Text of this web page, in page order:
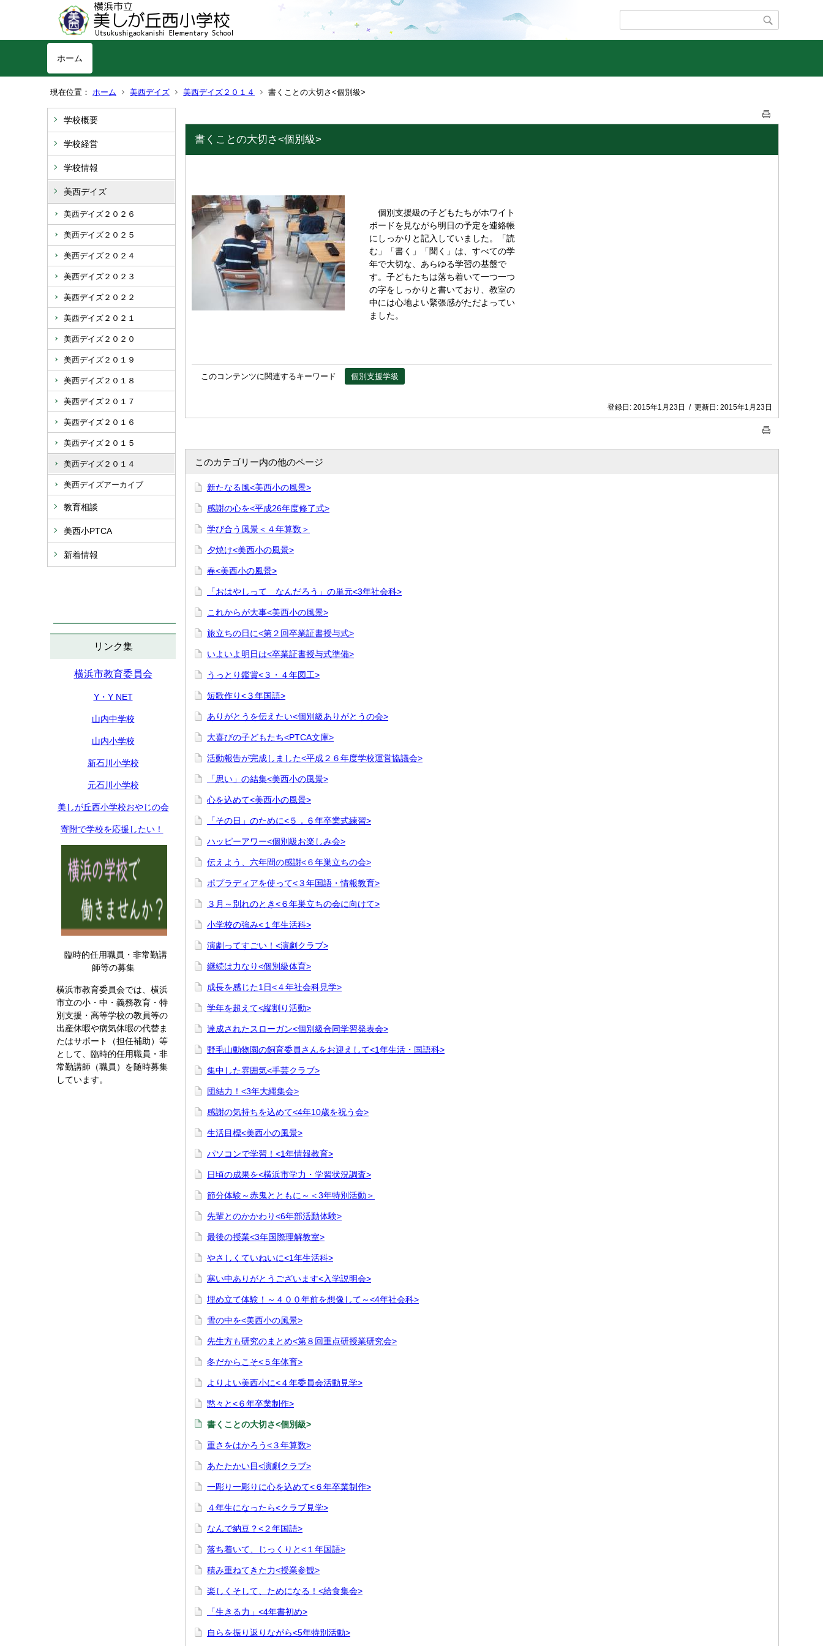
ホーム
現在位置： ホーム 美西デイズ 美西デイズ２０１４ 書くことの大切さ<個別級>
学校概要
学校経営
学校情報
美西デイズ
美西デイズ２０２６
美西デイズ２０２５
美西デイズ２０２４
美西デイズ２０２３
美西デイズ２０２２
美西デイズ２０２１
美西デイズ２０２０
美西デイズ２０１９
美西デイズ２０１８
美西デイズ２０１７
美西デイズ２０１６
美西デイズ２０１５
美西デイズ２０１４
美西デイズアーカイブ
教育相談
美西小PTCA
新着情報
リンク集
横浜市教育委員会
Y・Y NET
山内中学校
山内小学校
新石川小学校
元石川小学校
美しが丘西小学校おやじの会
寄附で学校を応援したい！
臨時的任用職員・非常勤講
師等の募集
横浜市教育委員会では、横浜
市立の小・中・義務教育・特
別支援・高等学校の教員等の
出産休暇や病気休暇の代替ま
たはサポート（担任補助）等
として、臨時的任用職員・非
常勤講師（職員）を随時募集
しています。
書くことの大切さ<個別級>
個別支援級の子どもたちがホワイト
ボードを見ながら明日の予定を連絡帳
にしっかりと記入していました。「読
む」「書く」「聞く」は、すべての学
年で大切な、あらゆる学習の基盤で
す。子どもたちは落ち着いて一つ一つ
の字をしっかりと書いており、教室の
中には心地よい緊張感がただよってい
ました。
このコンテンツに関連するキーワード 個別支援学級
登録日: 2015年1月23日 / 更新日: 2015年1月23日
このカテゴリー内の他のページ
新たなる風<美西小の風景>
感謝の心を<平成26年度修了式>
学び合う風景＜４年算数＞
夕焼け<美西小の風景>
春<美西小の風景>
「おはやしって なんだろう」の単元<3年社会科>
これからが大事<美西小の風景>
旅立ちの日に<第２回卒業証書授与式>
いよいよ明日は<卒業証書授与式準備>
うっとり鑑賞<３・４年図工>
短歌作り<３年国語>
ありがとうを伝えたい<個別級ありがとうの会>
大喜びの子どもたち<PTCA文庫>
活動報告が完成しました<平成２６年度学校運営協議会>
「思い」の結集<美西小の風景>
心を込めて<美西小の風景>
「その日」のために<５．６年卒業式練習>
ハッピーアワー<個別級お楽しみ会>
伝えよう、六年間の感謝<６年巣立ちの会>
ポプラディアを使って<３年国語・情報教育>
３月～別れのとき<６年巣立ちの会に向けて>
小学校の強み<１年生活科>
演劇ってすごい！<演劇クラブ>
継続は力なり<個別級体育>
成長を感じた1日<４年社会科見学>
学年を超えて<縦割り活動>
達成されたスローガン<個別級合同学習発表会>
野毛山動物園の飼育委員さんをお迎えして<1年生活・国語科>
集中した雰囲気<手芸クラブ>
団結力！<3年大縄集会>
感謝の気持ちを込めて<4年10歳を祝う会>
生活目標<美西小の風景>
パソコンで学習！<1年情報教育>
日頃の成果を<横浜市学力・学習状況調査>
節分体験～赤鬼とともに～＜3年特別活動＞
先輩とのかかわり<6年部活動体験>
最後の授業<3年国際理解教室>
やさしくていねいに<1年生活科>
寒い中ありがとうございます<入学説明会>
埋め立て体験！～４００年前を想像して～<4年社会科>
雪の中を<美西小の風景>
先生方も研究のまとめ<第８回重点研授業研究会>
冬だからこそ<５年体育>
よりよい美西小に<４年委員会活動見学>
黙々と<６年卒業制作>
書くことの大切さ<個別級>
重さをはかろう<３年算数>
あたたかい目<演劇クラブ>
一彫り一彫りに心を込めて<６年卒業制作>
４年生になったら<クラブ見学>
なんで納豆？<２年国語>
落ち着いて、じっくりと<１年国語>
積み重ねてきた力<授業参観>
楽しくそして、ためになる！<給食集会>
「生きる力」<4年書初め>
自らを振り返りながら<5年特別活動>